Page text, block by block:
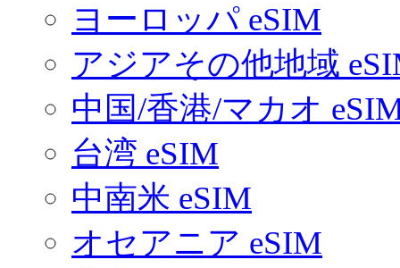
ヨーロッパ eSIM
アジアその他地域
中国/香港/マカオ
台湾 eSIM
中南米 eSIM
オセアニア eSIM